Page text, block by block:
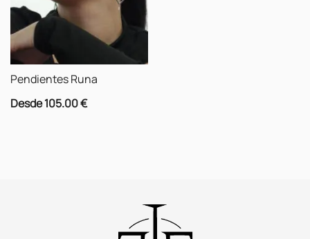
Pendientes Runa
Desde105.00€